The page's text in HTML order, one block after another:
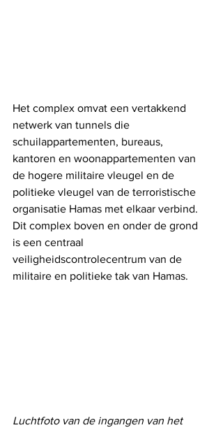
Het complex omvat een vertakkend
netwerk van tunnels die
schuilappartementen, bureaus,
kantoren en woonappartementen van
de hogere militaire vleugel en de
politieke vleugel van de terroristische
organisatie Hamas met elkaar verbind.
Dit complex boven en onder de grond
is een centraal
veiligheidscontrolecentrum van de
militaire en politieke tak van Hamas.
Luchtfoto van de ingangen van het